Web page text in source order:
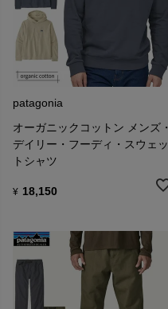
patagonia
オーガニックコットン メンズ・
デイリー・フーディ・スウェッ
トシャツ
¥ 18,150